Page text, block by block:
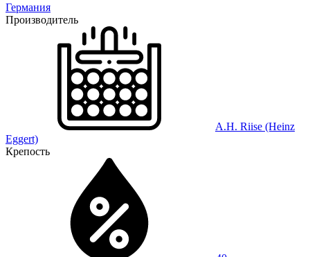
Германия
Производитель
A.H. Riise (Heinz
Eggert)
Крепость